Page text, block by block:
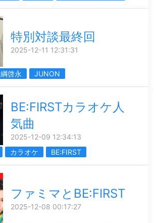
特別対談最終回
2025-12-11 12:31:31
綱啓永 JUNON
BE:FIRSTカラオケ人
気曲
2025-12-09 12:34:13
カラオケ BE:FIRST
ファミマとBE:FIRST
2025-12-08 00:17:27